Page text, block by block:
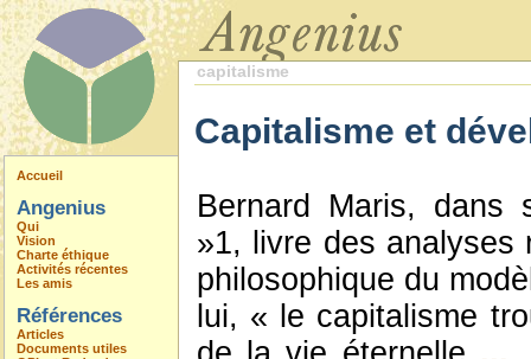
Accueil
Angenius
Qui
Vision
Charte éthique
Activités récentes
Les amis
Références
Articles
Documents utiles
capitalisme
Capitalisme et
Bernard Maris, dans
»1, livre des analyses
philosophique du
lui, « le capitalisme